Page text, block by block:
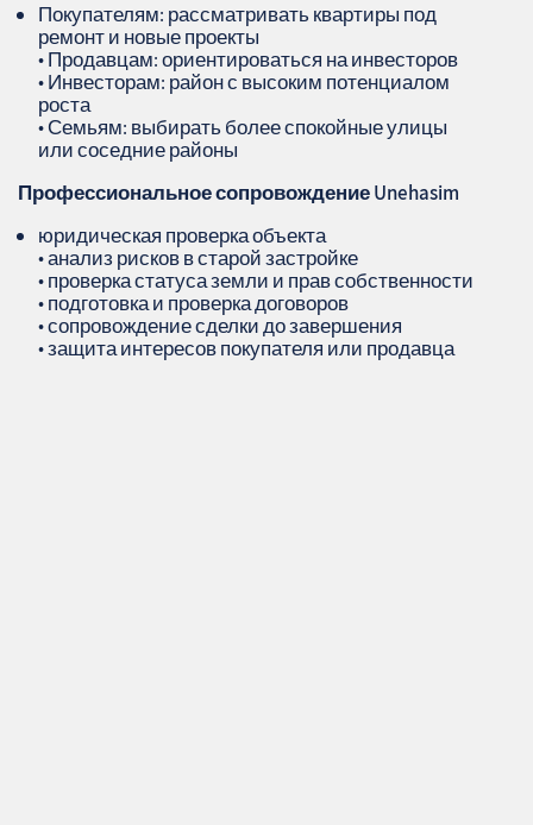
Покупателям: рассматривать квартиры под
ремонт и новые проекты
• Продавцам: ориентироваться на инвесторов
• Инвесторам: район с высоким потенциалом
роста
• Семьям: выбирать более спокойные улицы
или соседние районы
Профессиональное сопровождениеUnehasim
юридическая проверка объекта
• анализ рисков в старой застройке
• проверка статуса земли и прав собственности
• подготовка и проверка договоров
• сопровождение сделки до завершения
• защита интересов покупателя или продавца